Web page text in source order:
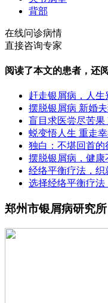
背部
在线问诊病情
直接咨询专家
阅读了本文的患者，还
赶走银屑病，人生
摆脱银屑病 新婚
盲目求医尝尽苦果
蜕变悟人生 重走
独白：不堪回首
摆脱银屑病，健康
经络平衡疗法，
选择经络平衡疗
郑州市银屑病研究所